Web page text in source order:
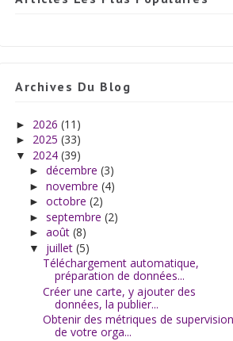
Archives Du Blog
► 2026 (11)
► 2025 (33)
▼ 2024 (39)
► décembre (3)
► novembre (4)
► octobre (2)
► septembre (2)
► août (8)
▼ juillet (5)
Téléchargement automatique,
préparation de données...
Créer une carte, y ajouter des
données, la publier...
Obtenir des métriques de supervision
de votre orga...